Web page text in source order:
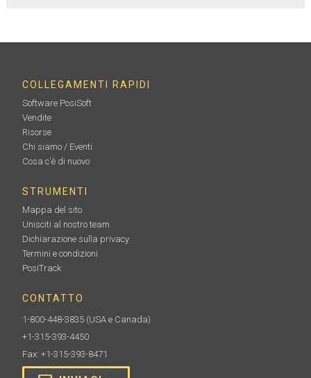
COLLEGAMENTI RAPIDI
Software PosiSoft
Vendite
Risorse
Chi siamo / Eventi
Cosa c'è di nuovo
STRUMENTI
Mappa del sito
Unisciti al nostro team
Dichiarazione sulla privacy
Termini e condizioni
PosiTrack
CONTATTO
1-800-448-3835 (USA e Canada)
+1-315-393-4450
Fax: +1-315-393-8471